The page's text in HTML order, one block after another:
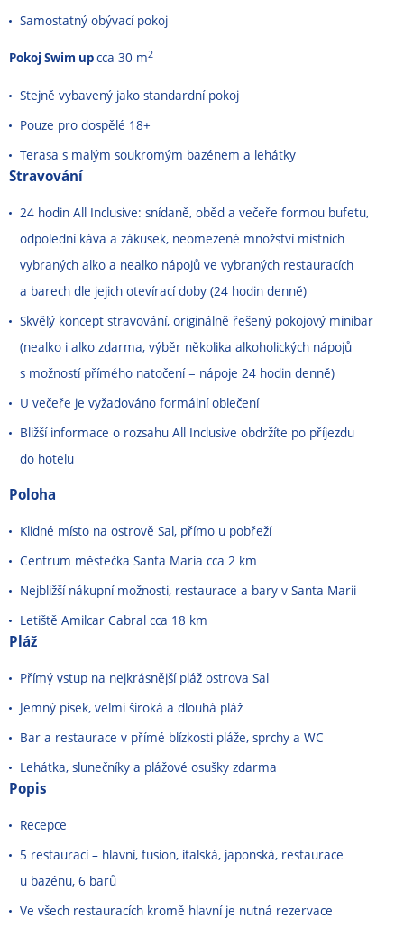
Samostatný obývací pokoj
Pokoj Swim upcca 30 m2
Stejně vybavený jako standardní pokoj
Pouze pro dospělé 18+
Terasa s malým soukromým bazénem a lehátky
Stravování
24 hodin All Inclusive: snídaně, oběd a večeře formou bufetu,
odpolední káva a zákusek, neomezené množství místních
vybraných alko a nealko nápojů ve vybraných restauracích
a barech dle jejich otevírací doby (24 hodin denně)
Skvělý koncept stravování, originálně řešený pokojový minibar
(nealko i alko zdarma, výběr několika alkoholických nápojů
s možností přímého natočení = nápoje 24 hodin denně)
U večeře je vyžadováno formální oblečení
Bližší informace o rozsahu All Inclusive obdržíte po příjezdu
do hotelu
Poloha
Klidné místo na ostrově Sal, přímo u pobřeží
Centrum městečka Santa Maria cca 2 km
Nejbližší nákupní možnosti, restaurace a bary v Santa Marii
Letiště Amilcar Cabral cca 18 km
Pláž
Přímý vstup na nejkrásnější pláž ostrova Sal
Jemný písek, velmi široká a dlouhá pláž
Bar a restaurace v přímé blízkosti pláže, sprchy a WC
Lehátka, slunečníky a plážové osušky zdarma
Popis
Recepce
5 restaurací – hlavní, fusion, italská, japonská, restaurace
u bazénu, 6 barů
Ve všech restauracích kromě hlavní je nutná rezervace